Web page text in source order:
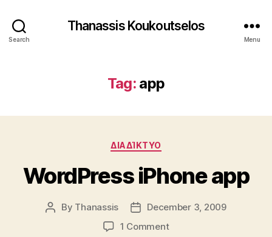
Search
Thanassis Koukoutselos
Menu
Tag: app
Categories
ΔΙΑΔΊΚΤΥΟ
WordPress iPhone app
Post
By Thanassis
PostDecember 3, 2009
1 Commenton